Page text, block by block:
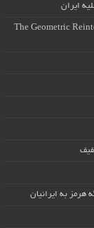
ایران
The Geometric
هرمز به ایرانیان